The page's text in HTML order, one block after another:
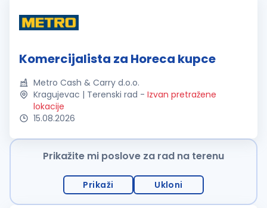
Komercijalista za Horeca kupce
Metro Cash & Carry d.o.o.
Kragujevac | Terenski rad - Izvan pretražene
lokacije
15.08.2026
Prikažite mi poslove za rad na terenu
Prikaži Ukloni